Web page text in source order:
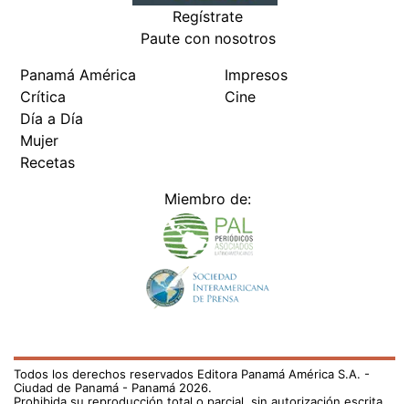
Regístrate
Paute con nosotros
Panamá América
Crítica
Día a Día
Mujer
Recetas
Impresos
Cine
Miembro de:
Todos los derechos reservados Editora Panamá América S.A. -
Ciudad de Panamá - Panamá 2026.
Prohibida su reproducción total o parcial, sin autorización escrita